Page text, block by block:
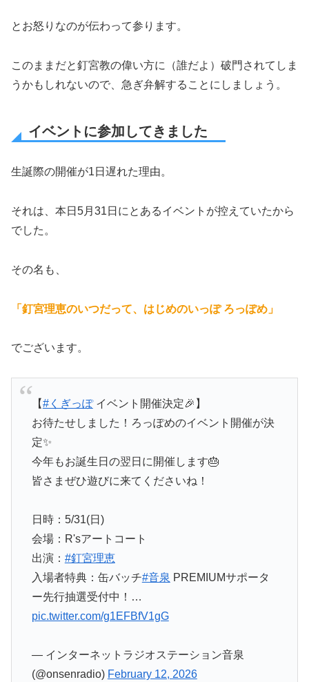
とお怒りなのが伝わって参ります。
このままだと釘宮教の偉い方に（誰だよ）破門されてしま
うかもしれないので、急ぎ弁解することにしましょう。
イベントに参加してきました
生誕際の開催が1日遅れた理由。
それは、本日5月31日にとあるイベントが控えていたから
でした。
その名も、
「釘宮理恵のいつだって、はじめのいっぽ ろっぽめ」
でございます。
【#くぎっぽイベント開催決定🎉】
お待たせしました！ろっぽめのイベント開催が決
定✨
今年もお誕生日の翌日に開催します🎂
皆さまぜひ遊びに来てくださいね！
日時：5/31(日)
会場：R'sアートコート
出演： #釘宮理恵
入場者特典：缶バッチ#音泉 PREMIUMサポータ
ー先行抽選受付中！…
pic.twitter.com/g1EFBfV1gG
— インターネットラジオステーション音泉
(@onsenradio) February 12, 2026